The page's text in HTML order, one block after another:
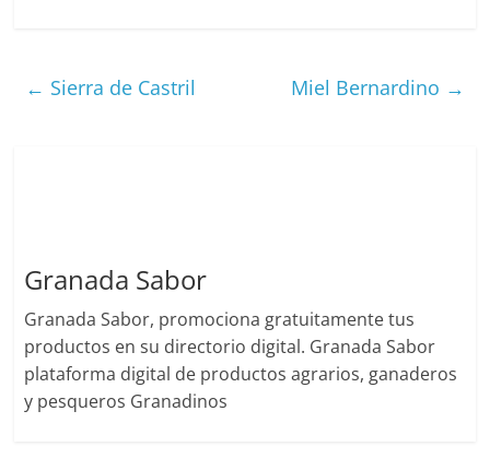
← Sierra de Castril Miel Bernardino →
Granada Sabor
Granada Sabor, promociona gratuitamente tus
productos en su directorio digital. Granada Sabor
plataforma digital de productos agrarios, ganaderos
y pesqueros Granadinos